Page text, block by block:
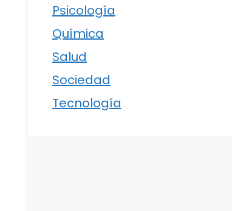
Psicología
Química
Salud
Sociedad
Tecnología